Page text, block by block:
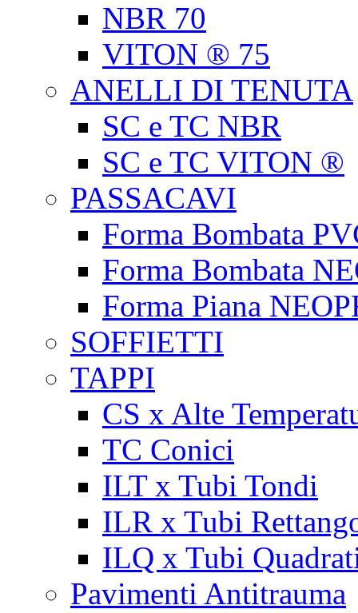
NBR 70
VITON ® 75
ANELLI DI TENUTA
SC e TC NBR
SC e TC VITON ®
PASSACAVI
Forma Bombata
Forma Bombata
Forma Piana
SOFFIETTI
TAPPI
CS x Alte
TC Conici
ILT x Tubi Tondi
ILR x Tubi
ILQ x Tubi
Pavimenti Antitrauma